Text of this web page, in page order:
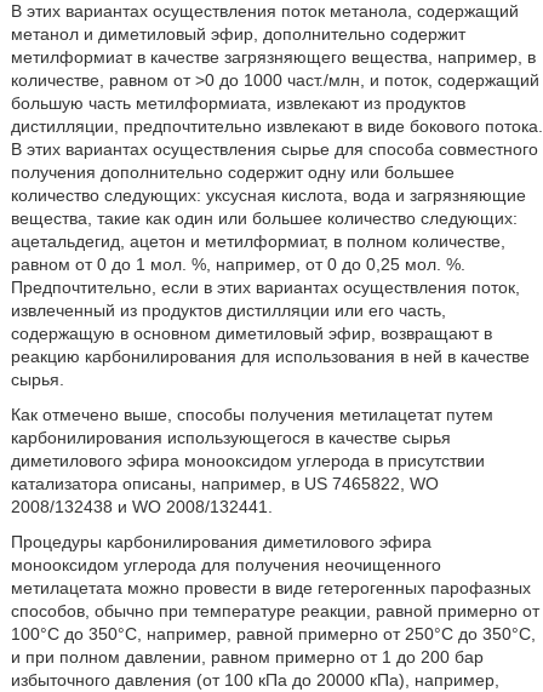
В этих вариантах осуществления поток метанола, содержащий
метанол и диметиловый эфир, дополнительно содержит
метилформиат в качестве загрязняющего вещества, например, в
количестве, равном от >0 до 1000 част./млн, и поток, содержащий
большую часть метилформиата, извлекают из продуктов
дистилляции, предпочтительно извлекают в виде бокового потока.
В этих вариантах осуществления сырье для способа совместного
получения дополнительно содержит одну или большее
количество следующих: уксусная кислота, вода и загрязняющие
вещества, такие как один или большее количество следующих:
ацетальдегид, ацетон и метилформиат, в полном количестве,
равном от 0 до 1 мол. %, например, от 0 до 0,25 мол. %.
Предпочтительно, если в этих вариантах осуществления поток,
извлеченный из продуктов дистилляции или его часть,
содержащую в основном диметиловый эфир, возвращают в
реакцию карбонилирования для использования в ней в качестве
сырья.
Как отмечено выше, способы получения метилацетат путем
карбонилирования использующегося в качестве сырья
диметилового эфира монооксидом углерода в присутствии
катализатора описаны, например, в US 7465822, WO
2008/132438 и WO 2008/132441.
Процедуры карбонилирования диметилового эфира
монооксидом углерода для получения неочищенного
метилацетата можно провести в виде гетерогенных парофазных
способов, обычно при температуре реакции, равной примерно от
100°С до 350°С, например, равной примерно от 250°С до 350°С,
и при полном давлении, равном примерно от 1 до 200 бар
избыточного давления (от 100 кПа до 20000 кПа), например,